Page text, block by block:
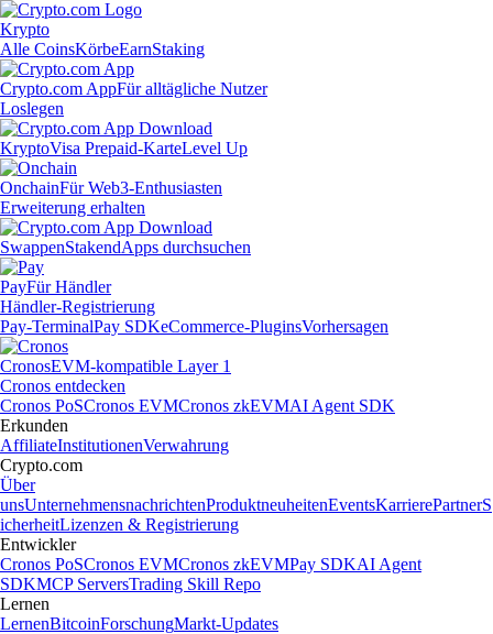
Krypto
Alle CoinsKörbeEarnStaking
Crypto.com AppFür alltägliche Nutzer
Loslegen
KryptoVisa Prepaid-KarteLevel Up
OnchainFür Web3-Enthusiasten
Erweiterung erhalten
SwappenStakendApps durchsuchen
PayFür Händler
Händler-Registrierung
Pay-TerminalPay SDKeCommerce-PluginsVorhersagen
CronosEVM-kompatible Layer 1
Cronos entdecken
Cronos PoSCronos EVMCronos zkEVMAI Agent SDK
Erkunden
AffiliateInstitutionenVerwahrung
Crypto.com
Über
unsUnternehmensnachrichtenProduktneuheitenEventsKarrierePartnerS
icherheitLizenzen & Registrierung
Entwickler
Cronos PoSCronos EVMCronos zkEVMPay SDKAI Agent
SDKMCP ServersTrading Skill Repo
Lernen
LernenBitcoinForschungMarkt-Updates